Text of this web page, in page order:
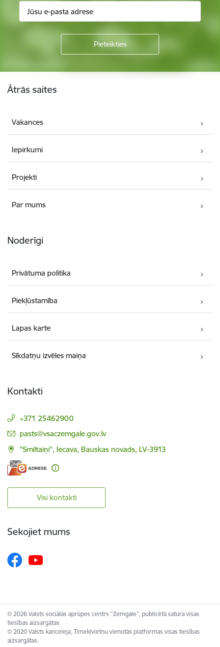
Ātrās saites
Vakances
Iepirkumi
Projekti
Par mums
Noderīgi
Privātuma politika
Piekļūstamība
Lapas karte
Sīkdatņu izvēles maiņa
Kontakti
+371 25462900
E-pasts:
pasts@vsaczemgale.gov.lv
"Smiltaiņi", Iecava, Bauskas novads, LV-3913
Visi kontakti
Sekojiet mums
© 2026 Valsts sociālās aprūpes centrs “Zemgale”, publicētā satura visas
tiesības aizsargātas.
© 2020 Valsts kanceleja, Tīmekļvietņu vienotās platformas visas tiesības
aizsargātas.